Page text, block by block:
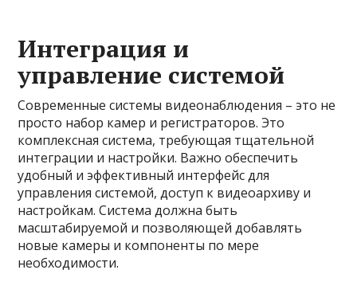
Интеграция и
управление системой
Современные системы видеонаблюдения – это не
просто набор камер и регистраторов. Это
комплексная система, требующая тщательной
интеграции и настройки. Важно обеспечить
удобный и эффективный интерфейс для
управления системой, доступ к видеоархиву и
настройкам. Система должна быть
масштабируемой и позволяющей добавлять
новые камеры и компоненты по мере
необходимости.